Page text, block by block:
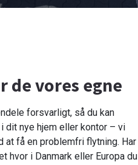
de vores egne
forsvarligt, så du kan
dit nye hjem eller kontor – vi
at få en problemfri flytning. Har
hvor i Danmark eller Europa du